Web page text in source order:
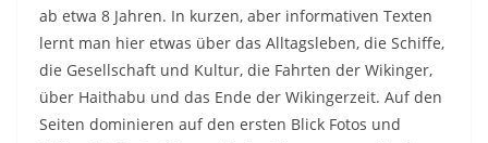
ab etwa 8 Jahren. In kurzen, aber informativen Texten
lernt man hier etwas über das Alltagsleben, die Schiffe,
die Gesellschaft und Kultur, die Fahrten der Wikinger,
über Haithabu und das Ende der Wikingerzeit. Auf den
Seiten dominieren auf den ersten Blick Fotos und